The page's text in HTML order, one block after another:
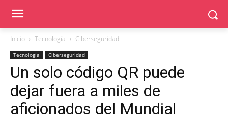
Inicio Tecnología Ciberseguridad
Tecnología Ciberseguridad
Un solo código QR puede
dejar fuera a miles de
aficionados del Mundial